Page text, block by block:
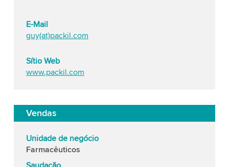
E-Mail
guy(at)packil.com
Sítio Web
www.packil.com
Vendas
Unidade de negócio
Farmacêuticos